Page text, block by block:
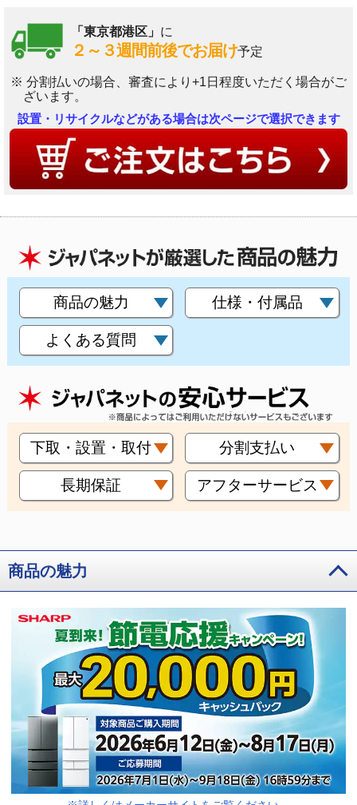
「東京都港区」 に
２～３週間前後でお届け予定
※ 分割払いの場合、審査により+1日程度いただく場合がご
ざいます。
設置・リサイクルなどがある場合は次ページで選択できます
商品の魅力 仕様・付属品
よくある質問
下取・設置・取付 分割支払い
長期保証 アフターサービス
商品の魅力